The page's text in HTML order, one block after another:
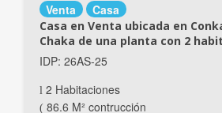
Venta Casa
Casa en Venta ubicada en
Chaka de una planta con 2
IDP: 26AS-25
2 Habitaciones
86.6 M² contrucción